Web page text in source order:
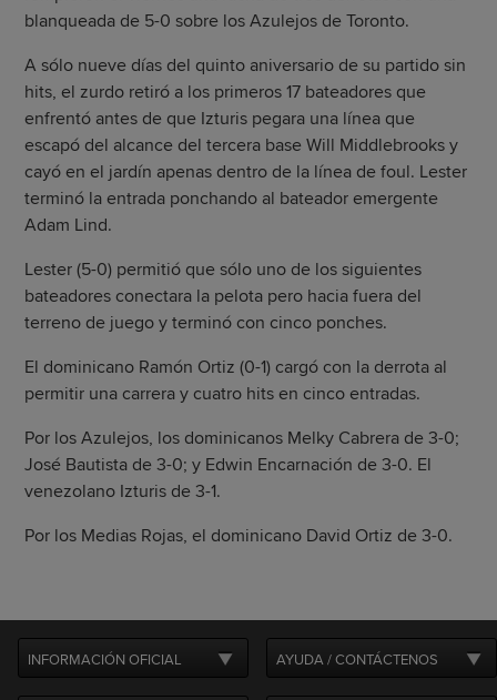
blanqueada de 5-0 sobre los Azulejos de Toronto.
A sólo nueve días del quinto aniversario de su partido sin
hits, el zurdo retiró a los primeros 17 bateadores que
enfrentó antes de que Izturis pegara una línea que
escapó del alcance del tercera base Will Middlebrooks y
cayó en el jardín apenas dentro de la línea de foul. Lester
terminó la entrada ponchando al bateador emergente
Adam Lind.
Lester (5-0) permitió que sólo uno de los siguientes
bateadores conectara la pelota pero hacia fuera del
terreno de juego y terminó con cinco ponches.
El dominicano Ramón Ortiz (0-1) cargó con la derrota al
permitir una carrera y cuatro hits en cinco entradas.
Por los Azulejos, los dominicanos Melky Cabrera de 3-0;
José Bautista de 3-0; y Edwin Encarnación de 3-0. El
venezolano Izturis de 3-1.
Por los Medias Rojas, el dominicano David Ortiz de 3-0.
INFORMACIÓN OFICIAL AYUDA / CONTÁCTENOS